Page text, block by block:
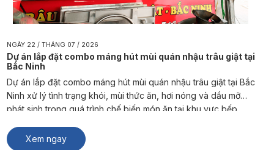
NGÀY 22 / THÁNG 07 / 2026
Dự án lắp đặt combo máng hút mùi quán nhậu trâu giật tại
Bắc Ninh
Dự án lắp đặt combo máng hút mùi quán nhậu trâu giật tại Bắc
Ninh xử lý tình trạng khói, mùi thức ăn, hơi nóng và dầu mỡ
phát sinh trong quá trình chế biến món ăn tại khu vực bếp
combo máng […]
Xem ngay